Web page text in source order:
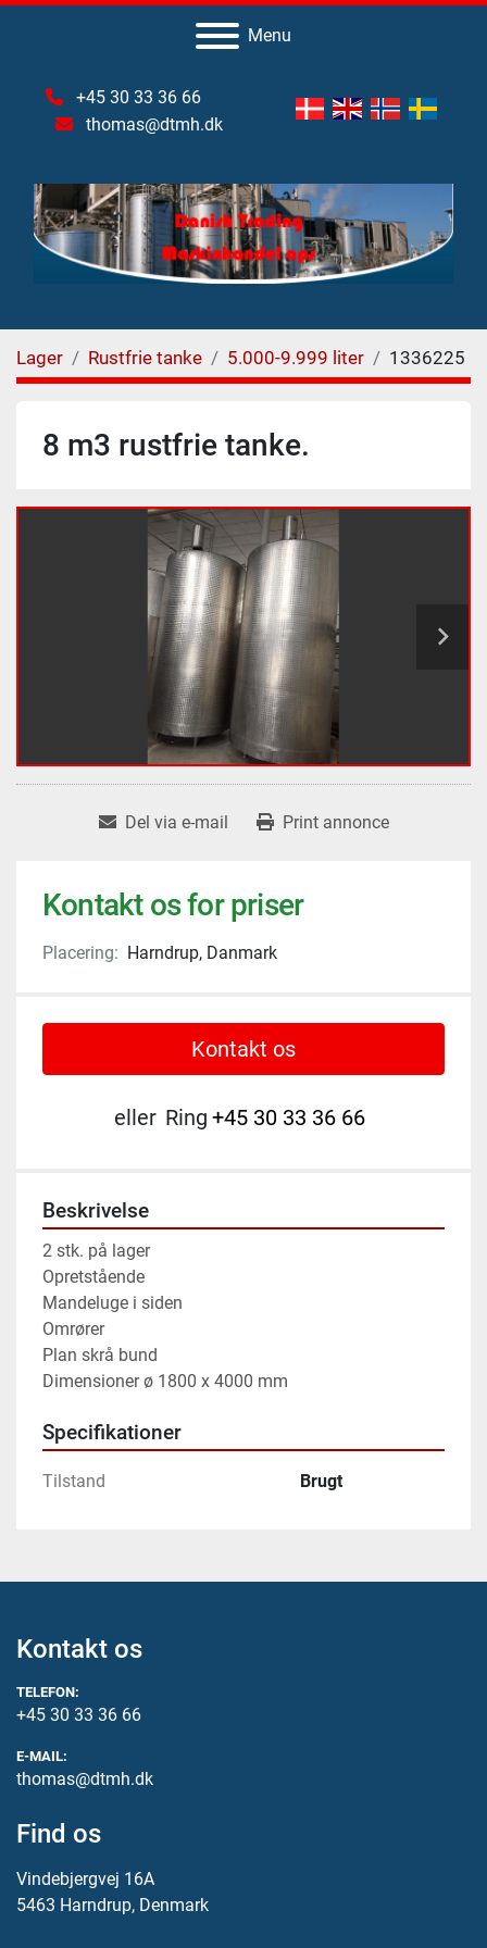
Menu
+45 30 33 36 66
thomas@dtmh.dk
Lager Rustfrie tanke 5.000-9.999 liter 1336225
8 m3 rustfrie tanke.
Del via e-mail Print annonce
Kontakt os for priser
Placering: Harndrup, Danmark
Kontakt os
eller Ring +45 30 33 36 66
Beskrivelse
2 stk. på lager
Opretstående
Mandeluge i siden
Omrører
Plan skrå bund
Dimensioner ø 1800 x 4000 mm
Specifikationer
Tilstand Brugt
Kontakt os
TELEFON:
+45 30 33 36 66
E-MAIL:
thomas@dtmh.dk
Find os
Vindebjergvej 16A
5463 Harndrup, Denmark